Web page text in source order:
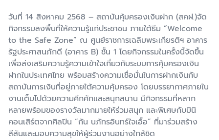
วันที่ 14 สิงหาคม 2568 – สถาบันคุ้มครองเงินฝาก (สคฝ.)จัด
กิจกรรมลงพื้นที่ให้ความรู้แก่ประชาชน ภายใต้ธีม “Welcome
to the Safe Zone” ณ ศูนย์ราชการเฉลิมพระเกียรติฯ อาคาร
รัฐประศาสนภักดี (อาคาร B) ชั้น 1 โดยกิจกรรมในครั้งนี้จัดขึ้น
เพื่อส่งเสริมความรู้ความเข้าใจเกี่ยวกับระบบการคุ้มครองเงิน
ฝากในประเทศไทย พร้อมสร้างความเชื่อมั่นในการฝากเงินกับ
สถาบันการเงินที่อยู่ภายใต้ความคุ้มครอง โดยบรรยากาศภายใน
งานเต็มไปด้วยความคึกคักและสนุกสนาน มีกิจกรรมที่หลาก
หลายพร้อมของรางวัลมากมายให้ร่วมสนุก และพิเศษกับมินิ
คอนเสิร์ตจากศิลปิน “กัน นภัทรอินทร์ใจเอื้อ” ที่มาร่วมสร้าง
สีสันและมอบความสุขให้ผู้ร่วมงานอย่างใกล้ชิด